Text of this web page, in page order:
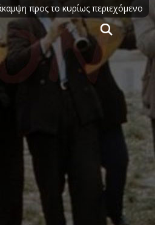
προς το κυρίως περιεχόμενο